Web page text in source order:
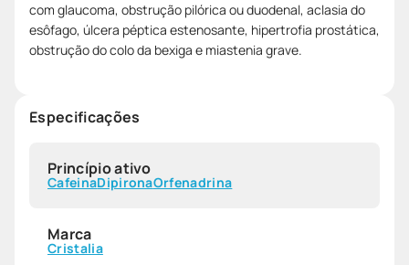
com glaucoma, obstrução pilórica ou duodenal, aclasia do
esôfago, úlcera péptica estenosante, hipertrofia prostática,
obstrução do colo da bexiga e miastenia grave.
Especificações
Princípio ativo
CafeinaDipironaOrfenadrina
Marca
Cristalia